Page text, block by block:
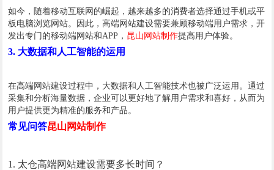
如今，随着移动互联网的崛起，越来越多的消费者选择通过手机或平
板电脑浏览网站。因此，高端网站建设需要兼顾移动端用户需求，开
发出专门的移动端网站和APP， 昆山网站制作提高用户体验。
3. 大数据和人工智能的运用
在高端网站建设过程中，大数据和人工智能技术也被广泛运用。通过
采集和分析海量数据，企业可以更好地了解用户需求和喜好，从而为
用户提供更为精准的服务和产品。
常见问答昆山网站制作
1. 太仓高端网站建设需要多长时间？